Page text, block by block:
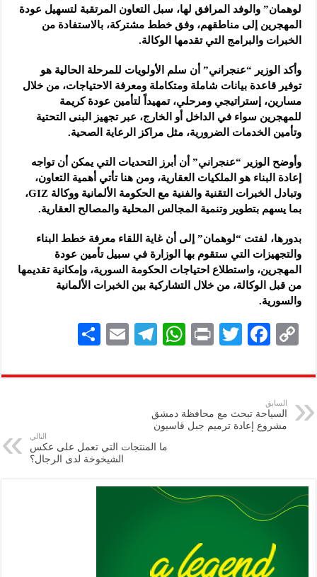
لوهمان” والوفد المرافق لها، سبل التعاون المرتقبة لتسهيل عودة
المهجرين إلى مناطقهم، وفق خطط مشتركة، بالاستفادة من
الخبرات والبرامج التي تقدمها الوكالة.
وأكد الوزير “عنجراني” أن سلم الأولويات للمرحلة الحالية هو
توفير قاعدة بيانات شاملة ومتكاملة ومعرفة الاحتياجات، من خلال
مسارين، إستراتيجي ومرحلي، تمهيداً لتأمين عودة كريمة
للمهجرين سواء في الداخل أو الخارج، عبر تجهيز البنى التحتية
وتأمين الخدمات الضرورية، مثل مراكز الرعاية الصحية.
وأوضح الوزير “عنجراني” أن أبرز التحديات التي يمكن أن تواجه
إعادة البناء هو الملكيات العقارية، ومن هنا تأتي أهمية التعاون،
وتبادل الخبرات التقنية والفنية مع الحكومة الألمانية ووكالة GIZ،
بما يسهم بتطوير وتنمية المجالس المحلية والمصالح العقارية.
بدورها، لفتت “لوهمان” إلى أن غاية اللقاء معرفة خطط البناء
والتجهيزات التي ستقوم بها الوزارة في سبيل تأمين عودة
المهجرين، واستطلاع احتياجات الحكومة السورية، وإمكانية تقديمها
من قبل الوكالة، من خلال التشاركية بين الخبرات الألمانية
والسورية.
C
p
y
Li
F
eb
k
T
tt
P
nt
W
at
A
p
Te
gr
E
ai
ar
السابق
السياحة تبحث مع محافظة دمشق
مشروع إعادة ترميم جبل قاسيون
التالي
ما المنتجات التي تعمل على عكس
الشيخوخة لدى الرجال؟